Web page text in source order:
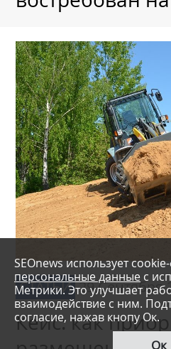
СТАТЬИ 29 Сентября
Кейс: как
SEOnews использует
персональные данные с
Метрики. Это улучшает
взаимодействие с ним.
согласие, нажав кнопу Ок.
Ок